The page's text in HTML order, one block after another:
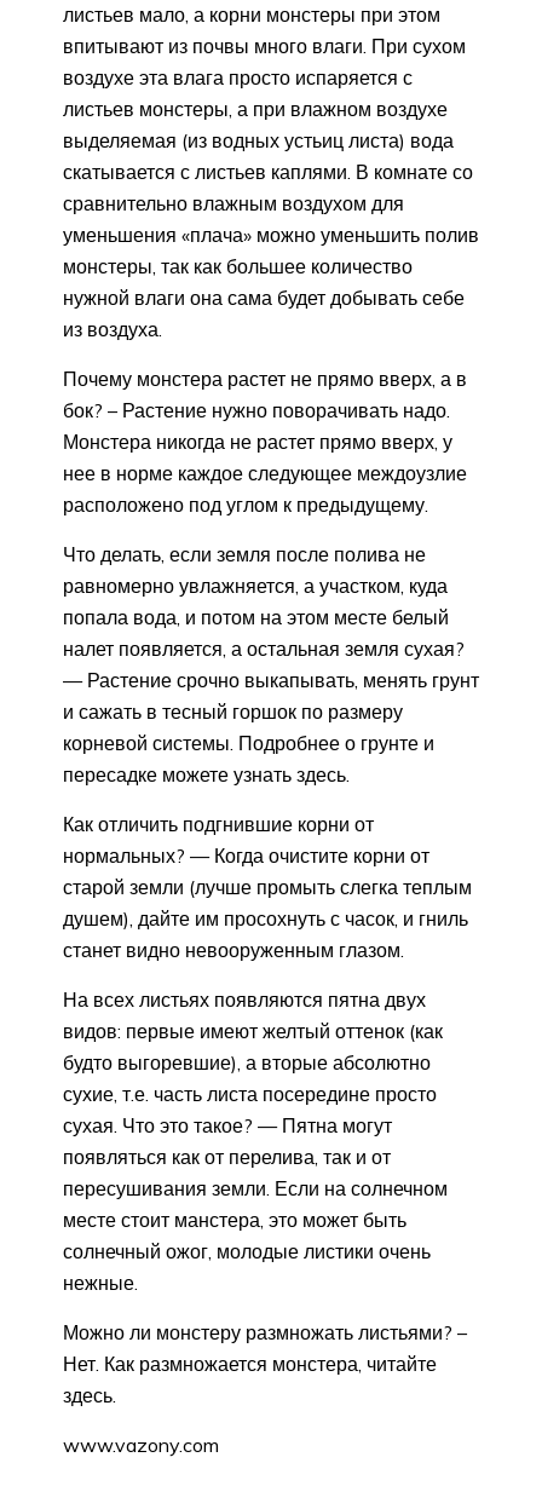
листьев мало, а корни монстеры при этом
впитывают из почвы много влаги. При сухом
воздухе эта влага просто испаряется с
листьев монстеры, а при влажном воздухе
выделяемая (из водных устьиц листа) вода
скатывается с листьев каплями. В комнате со
сравнительно влажным воздухом для
уменьшения «плача» можно уменьшить полив
монстеры, так как большее количество
нужной влаги она сама будет добывать себе
из воздуха.
Почему монстера растет не прямо вверх, а в
бок? – Растение нужно поворачивать надо.
Монстера никогда не растет прямо вверх, у
нее в норме каждое следующее междоузлие
расположено под углом к предыдущему.
Что делать, если земля после полива не
равномерно увлажняется, а участком, куда
попала вода, и потом на этом месте белый
налет появляется, а остальная земля сухая?
— Растение срочно выкапывать, менять грунт
и сажать в тесный горшок по размеру
корневой системы. Подробнее о грунте и
пересадке можете узнать здесь.
Как отличить подгнившие корни от
нормальных? — Когда очистите корни от
старой земли (лучше промыть слегка теплым
душем), дайте им просохнуть с часок, и гниль
станет видно невооруженным глазом.
На всех листьях появляются пятна двух
видов: первые имеют желтый оттенок (как
будто выгоревшие), а вторые абсолютно
сухие, т.е. часть листа посередине просто
сухая. Что это такое? — Пятна могут
появляться как от перелива, так и от
пересушивания земли. Если на солнечном
месте стоит манстера, это может быть
солнечный ожог, молодые листики очень
нежные.
Можно ли монстеру размножать листьями? –
Нет. Как размножается монстера, читайте
здесь.
www.vazony.com